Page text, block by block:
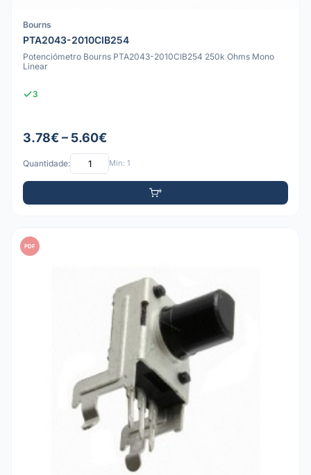
Bourns
PTA2043-2010CIB254
Potenciómetro Bourns PTA2043-2010CIB254 250k Ohms Mono
Linear
3
3.78€ – 5.60€
Quantidade: Mín: 1
PDF